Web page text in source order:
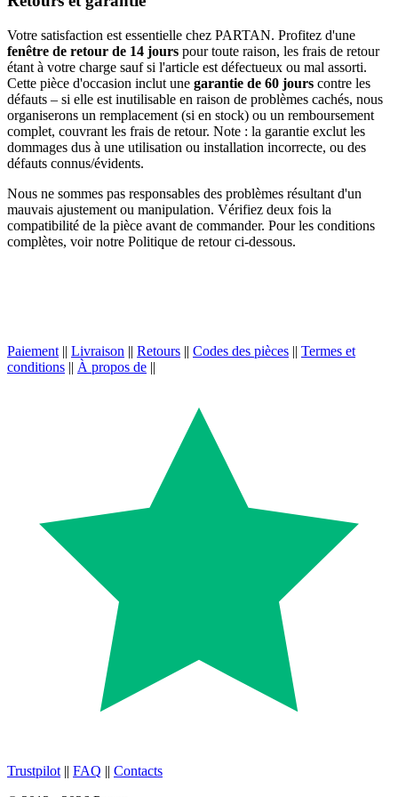
Votre satisfaction est essentielle chez PARTAN. Profitez d'une
fenêtre de retour de 14 jours pour toute raison, les frais de retour
étant à votre charge sauf si l'article est défectueux ou mal assorti.
Cette pièce d'occasion inclut une garantie de 60 jours contre les
défauts – si elle est inutilisable en raison de problèmes cachés, nous
organiserons un remplacement (si en stock) ou un remboursement
complet, couvrant les frais de retour. Note : la garantie exclut les
dommages dus à une utilisation ou installation incorrecte, ou des
défauts connus/évidents.
Nous ne sommes pas responsables des problèmes résultant d'un
mauvais ajustement ou manipulation. Vérifiez deux fois la
compatibilité de la pièce avant de commander. Pour les conditions
complètes, voir notre Politique de retour ci-dessous.
Paiement || Livraison || Retours || Codes des pièces || Termes et
conditions || À propos de ||
Trustpilot || FAQ || Contacts